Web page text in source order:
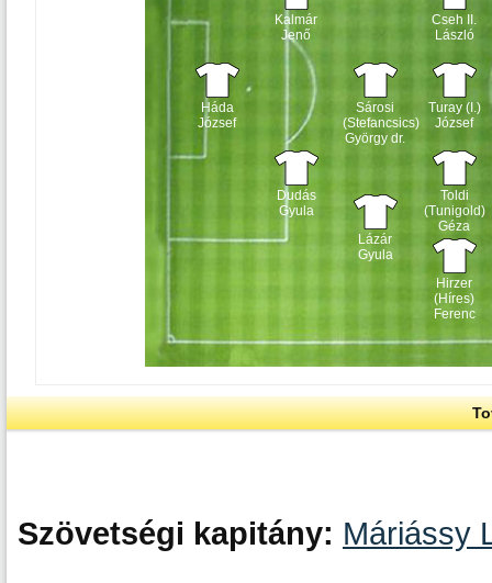
Háda
József
Kalmár
Jenő
Dudás
Gyula
Sárosi
(Stefancsics)
György dr.
Lázár
Gyula
Cseh II.
László
Turay (I.)
József
Toldi
(Tunigold)
Géza
Hirzer
(Híres)
Ferenc
Szövetségi kapitány: Máriássy